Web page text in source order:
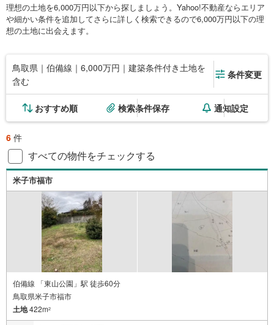
理想の土地を6,000万円以下から探しましょう。Yahoo!不動産ならエリア
や細かい条件を追加してさらに詳しく検索できるので6,000万円以下の理
想の土地に出会えます。
鳥取県｜伯備線｜6,000万円｜建築条件付き土地を
含む
条件変更
おすすめ順 検索条件保存 通知設定
6 件
すべての物件をチェックする
米子市福市
伯備線 「東山公園」駅 徒歩60分
鳥取県米子市福市
土地422m2